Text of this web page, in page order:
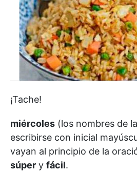
¡Tache!
miércoles (los nombres de
escribirse con inicial
vayan al principio de la
súper y fácil.